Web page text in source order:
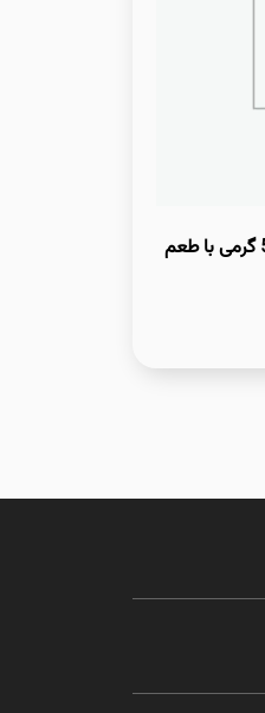
پودر دکستروز مونوهیدرات خوراکی 55 گرمی با طعم